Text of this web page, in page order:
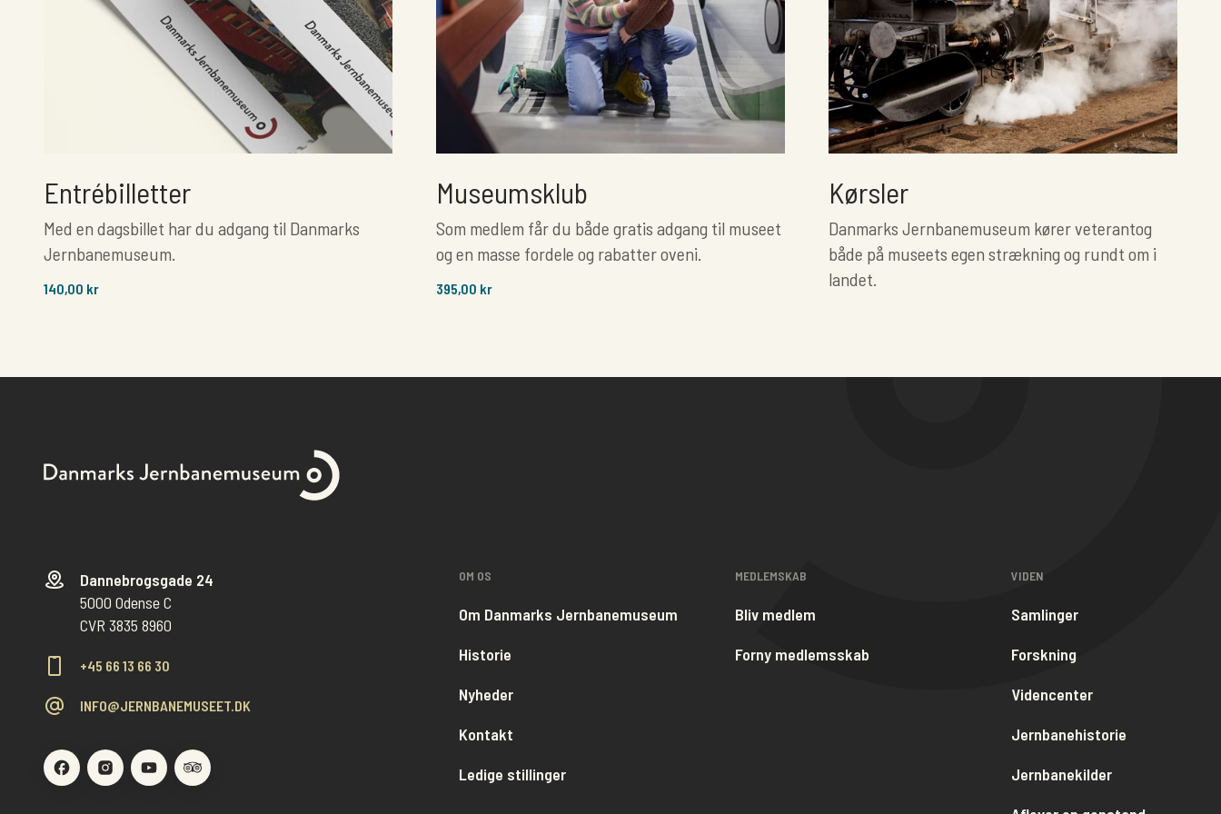
Entrébilletter
Med en dagsbillet har du adgang til Danmarks
Jernbanemuseum.
140,00 kr
Museumsklub
Som medlem får du både gratis adgang til museet
og en masse fordele og rabatter oveni.
395,00 kr
Kørsler
Danmarks Jernbanemuseum kører veterantog
både på museets egen strækning og rundt om i
landet.
Dannebrogsgade 24
5000 Odense C
CVR 3835 8960
+45 66 13 66 30
INFO@JERNBANEMUSEET.DK
OM OS
Om Danmarks Jernbanemuseum
Historie
Nyheder
Kontakt
Ledige stillinger
MEDLEMSKAB
Bliv medlem
Forny medlemsskab
VIDEN
Samlinger
Forskning
Videncenter
Jernbanehistorie
Jernbanekilder